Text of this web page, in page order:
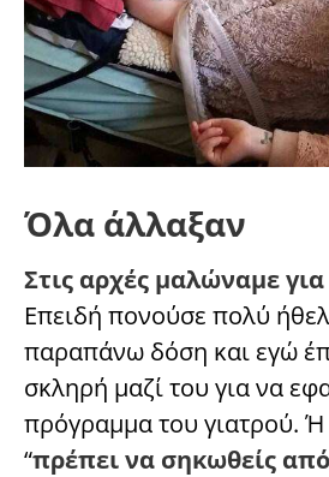
Όλα άλλαξαν
Στις αρχές μαλώναμε
Επειδή πονούσε πολύ
παραπάνω δόση και εγώ
σκληρή μαζί του για να
πρόγραμμα του γιατρού.
“πρέπει να σηκωθείς